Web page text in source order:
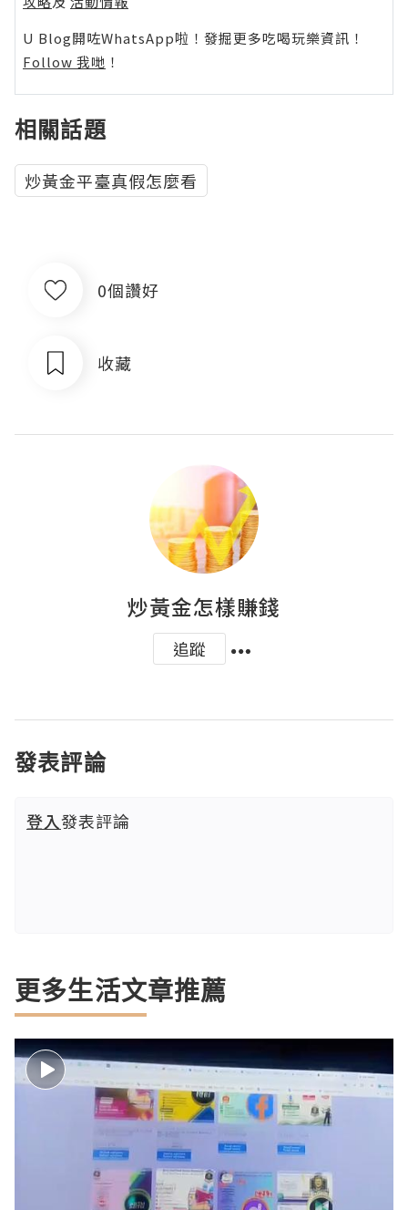
U Blog開咗WhatsApp啦！發掘更多吃喝玩樂資訊！
Follow 我哋 ！
相關話題
炒黃金平臺真假怎麼看
0個讚好
收藏
炒黃金怎樣賺錢
追蹤
發表評論
登入發表評論
更多生活文章推薦